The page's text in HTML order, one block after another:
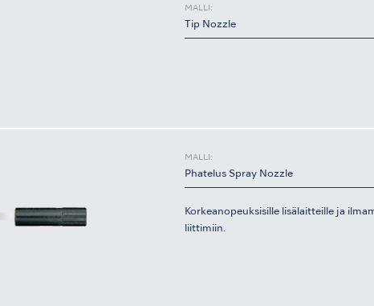
MALLI:
Tip Nozzle
MALLI:
Phatelus Spray Nozzle
Korkeanopeuksisille lisälaitteille ja
liittimiin.